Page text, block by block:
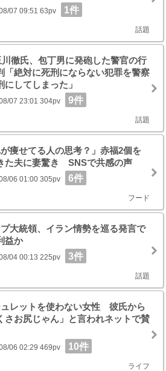
07 09:51 63pv 1件
話題
川徹氏、包丁男に発砲した警官の行
「絶対に死刑にならない犯罪を警察
にしてしまった」
07 23:01 304pv 9件
話題
痩せてる人の思考？」赤福2個を
た夫に妻驚き SNSで共感の声
06 01:00 305pv 6件
フード
大統領、イラン情勢を巡る発言で
益か
04 00:13 225pv 3件
話題
レットを使わない女性 彼氏から
さお尻じゃん」と言われネットで賛
06 02:29 469pv 10件
ライフ